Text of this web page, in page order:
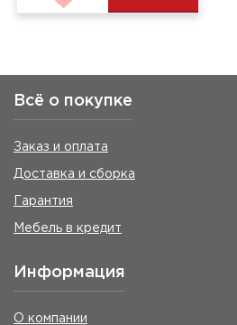
Всё о покупке
Заказ и оплата
Доставка и сборка
Гарантия
Мебель в кредит
Информация
О компании